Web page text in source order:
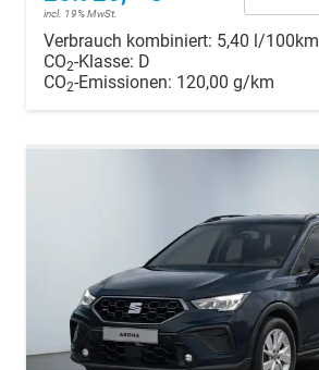
incl. 19% MwSt.
Verbrauch kombiniert: 5,40 l/100km
CO2-Klasse: D
CO2-Emissionen: 120,00 g/km